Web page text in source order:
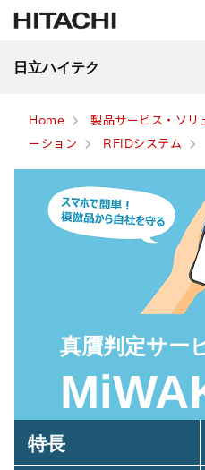
日立ハイテク
Home 製品サービス・ソリ
ーション
RFIDシステム
真贋判定サー
特長